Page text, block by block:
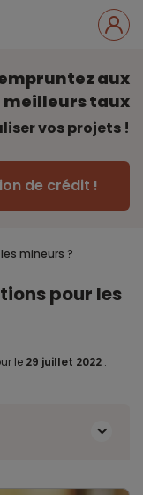
aux
meilleurs taux
vos projets !
de crédit !
mineurs ?
pour les
le 29 juillet 2022 .